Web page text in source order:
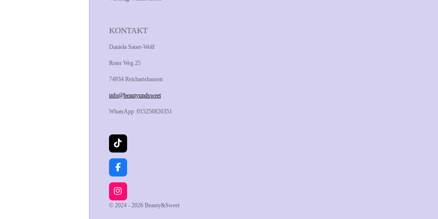
KONTAKT
Daniela Sauer-Wolf
Roter Weg 25
74934 Reichartshausen
info@beautyundsweet
WhatsApp :015256826351
T
i
k
T
o
k
F
a
c
e
b
o
I
n
s
© 2024 - 2026 Beauty&Sweet